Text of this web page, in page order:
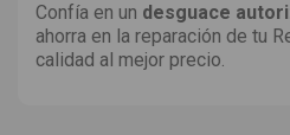
Confía en un desguace
ahorra en la reparación de tu
calidad al mejor precio.